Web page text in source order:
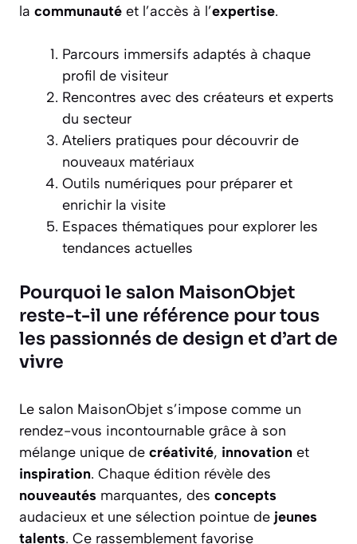
la communauté et l’accès à l’expertise.
Parcours immersifs adaptés à chaque
profil de visiteur
Rencontres avec des créateurs et experts
du secteur
Ateliers pratiques pour découvrir de
nouveaux matériaux
Outils numériques pour préparer et
enrichir la visite
Espaces thématiques pour explorer les
tendances actuelles
Pourquoi le salon MaisonObjet
reste-t-il une référence pour tous
les passionnés de design et d’art de
vivre
Le salon MaisonObjet s’impose comme un
rendez-vous incontournable grâce à son
mélange unique de créativité, innovation et
inspiration. Chaque édition révèle des
nouveautés marquantes, des concepts
audacieux et une sélection pointue de jeunes
talents. Ce rassemblement favorise